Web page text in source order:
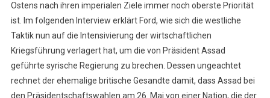
Ostens nach ihren imperialen Ziele immer noch oberste Priorität
ist. Im folgenden Interview erklärt Ford, wie sich die westliche
Taktik nun auf die Intensivierung der wirtschaftlichen
Kriegsführung verlagert hat, um die von Präsident Assad
geführte syrische Regierung zu brechen. Dessen ungeachtet
rechnet der ehemalige britische Gesandte damit, dass Assad bei
den Präsidentschaftswahlen am 26. Mai von einer Nation, die der